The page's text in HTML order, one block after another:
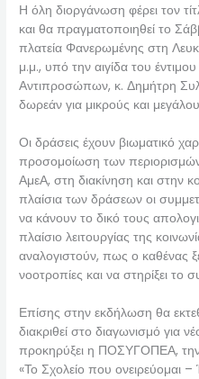
Η όλη διοργάνωση φέρει τον
και θα πραγματοποιηθεί το
πλατεία Φανερωμένης στη
μ.μ., υπό την αιγίδα του
Αντιπροσώπων, κ. Δημήτρη
δωρεάν για μικρούς και
Οι δράσεις έχουν βιωματικό
προσομοίωση των
ΑμεΑ, στη διακίνηση και στην
πλαίσια των δράσεων οι
να κάνουν το δικό τους
πλαίσιο λειτουργίας της
αναλογιστούν, πως ο καθένας
νοοτροπίες και να στηρίξει το
Επίσης στην εκδήλωση θα
διακριθεί στο διαγωνισμό για
προκηρύξει η ΠΟΣΥΓΟΠΕΑ,
«Το Σχολείο που ονειρεύομαι